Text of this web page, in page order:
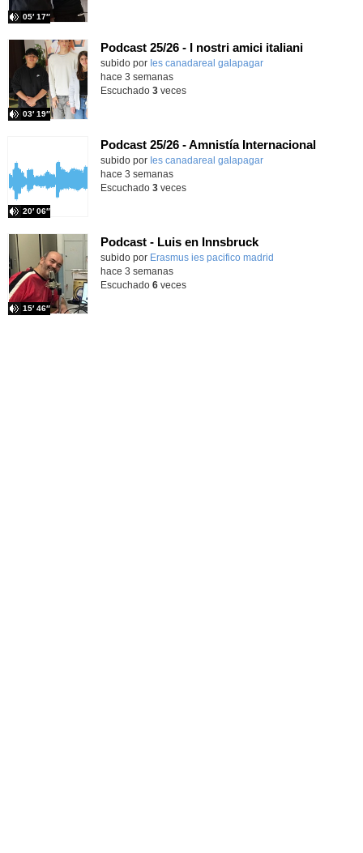
05′ 17″
Podcast 25/26 - I nostri amici italiani
subido por Ies canadareal galapagar
03′ 19″
-
hace 3 semanas
Escuchado 3veces
Podcast 25/26 - Amnistía Internacional
subido por Ies canadareal galapagar
20′ 06″
-
hace 3 semanas
Escuchado 3veces
Podcast - Luis en Innsbruck
subido por Erasmus ies pacifico madrid
15′ 46″
hace 3 semanas
Escuchado 6veces